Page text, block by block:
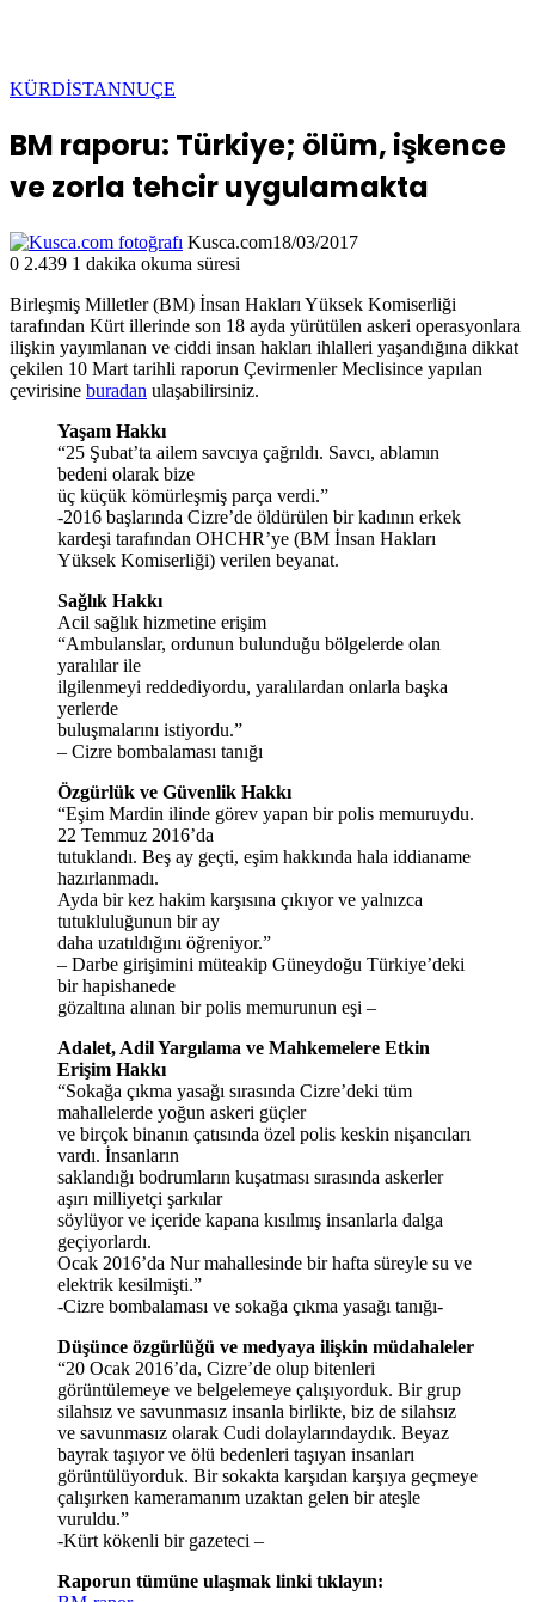
KÜRDİSTANNUÇE
BM raporu: Türkiye; ölüm, işkence
ve zorla tehcir uygulamakta
Kusca.com18/03/2017
0 2.439 1 dakika okuma süresi
Birleşmiş Milletler (BM) İnsan Hakları Yüksek Komiserliği
tarafından Kürt illerinde son 18 ayda yürütülen askeri operasyonlara
ilişkin yayımlanan ve ciddi insan hakları ihlalleri yaşandığına dikkat
çekilen 10 Mart tarihli raporun Çevirmenler Meclisince yapılan
çevirisine buradan ulaşabilirsiniz.
Yaşam Hakkı
“25 Şubat’ta ailem savcıya çağrıldı. Savcı, ablamın
bedeni olarak bize
üç küçük kömürleşmiş parça verdi.”
-2016 başlarında Cizre’de öldürülen bir kadının erkek
kardeşi tarafından OHCHR’ye (BM İnsan Hakları
Yüksek Komiserliği) verilen beyanat.
Sağlık Hakkı
Acil sağlık hizmetine erişim
“Ambulanslar, ordunun bulunduğu bölgelerde olan
yaralılar ile
ilgilenmeyi reddediyordu, yaralılardan onlarla başka
yerlerde
buluşmalarını istiyordu.”
– Cizre bombalaması tanığı
Özgürlük ve Güvenlik Hakkı
“Eşim Mardin ilinde görev yapan bir polis memuruydu.
22 Temmuz 2016’da
tutuklandı. Beş ay geçti, eşim hakkında hala iddianame
hazırlanmadı.
Ayda bir kez hakim karşısına çıkıyor ve yalnızca
tutukluluğunun bir ay
daha uzatıldığını öğreniyor.”
– Darbe girişimini müteakip Güneydoğu Türkiye’deki
bir hapishanede
gözaltına alınan bir polis memurunun eşi –
Adalet, Adil Yargılama ve Mahkemelere Etkin
Erişim Hakkı
“Sokağa çıkma yasağı sırasında Cizre’deki tüm
mahallelerde yoğun askeri güçler
ve birçok binanın çatısında özel polis keskin nişancıları
vardı. İnsanların
saklandığı bodrumların kuşatması sırasında askerler
aşırı milliyetçi şarkılar
söylüyor ve içeride kapana kısılmış insanlarla dalga
geçiyorlardı.
Ocak 2016’da Nur mahallesinde bir hafta süreyle su ve
elektrik kesilmişti.”
-Cizre bombalaması ve sokağa çıkma yasağı tanığı-
Düşünce özgürlüğü ve medyaya ilişkin müdahaleler
“20 Ocak 2016’da, Cizre’de olup bitenleri
görüntülemeye ve belgelemeye çalışıyorduk. Bir grup
silahsız ve savunmasız insanla birlikte, biz de silahsız
ve savunmasız olarak Cudi dolaylarındaydık. Beyaz
bayrak taşıyor ve ölü bedenleri taşıyan insanları
görüntülüyorduk. Bir sokakta karşıdan karşıya geçmeye
çalışırken kameramanım uzaktan gelen bir ateşle
vuruldu.”
-Kürt kökenli bir gazeteci –
Raporun tümüne ulaşmak linki tıklayın: